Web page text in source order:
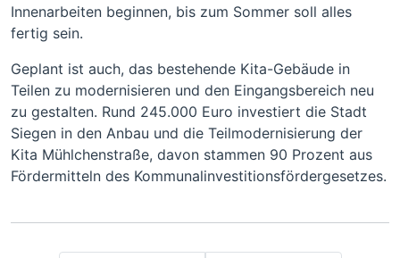
Innenarbeiten beginnen, bis zum Sommer soll alles
fertig sein.
Geplant ist auch, das bestehende Kita-Gebäude in
Teilen zu modernisieren und den Eingangsbereich neu
zu gestalten. Rund 245.000 Euro investiert die Stadt
Siegen in den Anbau und die Teilmodernisierung der
Kita Mühlchenstraße, davon stammen 90 Prozent aus
Fördermitteln des Kommunalinvestitionsfördergesetzes.